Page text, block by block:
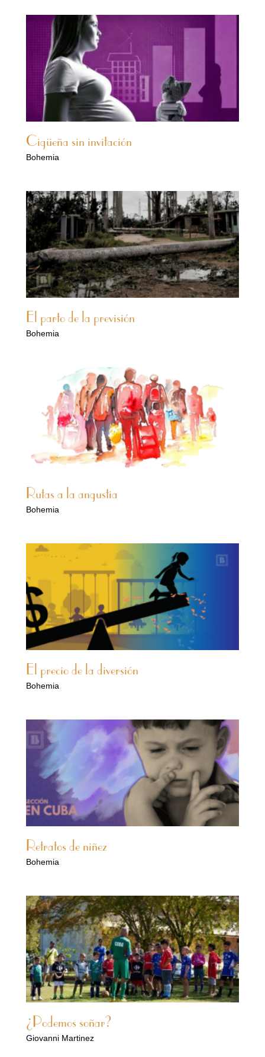
Cigüeña sin invitación
Bohemia
El parto de la previsión
Bohemia
Rutas a la angustia
Bohemia
El precio de la diversión
Bohemia
Retratos de niñez
Bohemia
¿Podemos soñar?
Giovanni Martinez